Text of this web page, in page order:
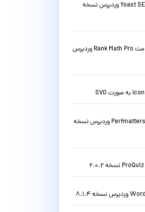
افزونه فارسی سئو Yoast SEO Premium وردپرس نسخه
دانلود افزونه سئو حرفه ای رنک مث Rank Math Pro وردپرس
افزونه افزایش سرعت وبسایت Perfmatters وردپرس نسخه